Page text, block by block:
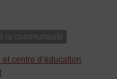
la communauté
centre d’éducation